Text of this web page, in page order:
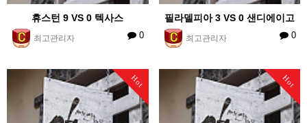
휴스턴 9 VS 0 텍사스
최고관리자 0
필라델피아 3 VS 0 샌디에이고
최고관리자 0
Hot Hot